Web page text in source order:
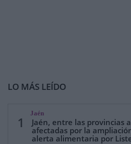
LO MÁS LEÍDO
1
Jaén
Jaén, entre las provincias
afectadas por la
alerta alimentaria por